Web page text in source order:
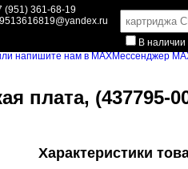
(951) 361-68-19
В наличии
Мессенджер
плата, (437795-
Характеристики